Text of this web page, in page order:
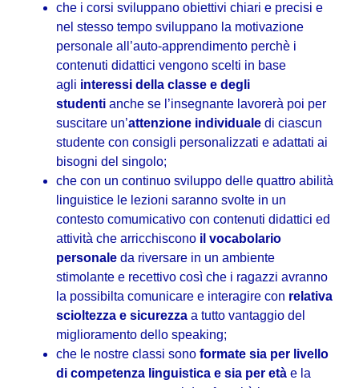
che i corsi sviluppano obiettivi chiari e precisi e
nel stesso tempo sviluppano la motivazione
personale all’auto-apprendimento perchè i
contenuti didattici vengono scelti in base
agli interessi della classe e degli
studenti anche se l’insegnante lavorerà poi per
suscitare un’attenzione individuale di ciascun
studente con consigli personalizzati e adattati ai
bisogni del singolo;
che con un continuo sviluppo delle quattro abilità
linguistice le lezioni saranno svolte in un
contesto comumicativo con contenuti didattici ed
attività che arricchiscono il vocabolario
personale da riversare in un ambiente
stimolante e recettivo così che i ragazzi avranno
la possibilta comunicare e interagire con relativa
scioltezza e sicurezza a tutto vantaggio del
miglioramento dello speaking;
che le nostre classi sono formate sia per livello
di competenza linguistica e sia per età e la